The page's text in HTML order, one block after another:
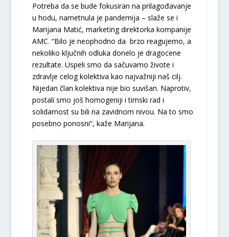
Potreba da se bude fokusiran na prilagođavanje
u hodu, nametnula je pandemija – slaže se i
Marijana Matić, marketing direktorka kompanije
AMC. “Bilo je neophodno da brzo reagujemo, a
nekoliko ključnih odluka donelo je dragocene
rezultate. Uspeli smo da sačuvamo živote i
zdravlje celog kolektiva kao najvažniji naš cilj.
Nijedan član kolektiva nije bio suvišan. Naprotiv,
postali smo još homogeniji i timski rad i
solidarnost su bili na zavidnom nivou. Na to smo
posebno ponosni”, kaže Marijana.